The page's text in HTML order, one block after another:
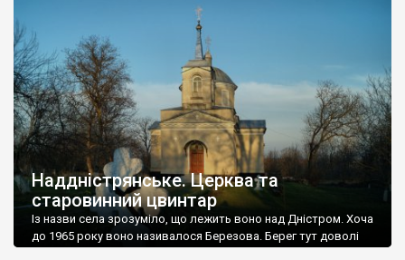
старовинний цвинтар із кам’яними хрестами. Всі епітафії, які
збереглися, написані кирилицею, церковнослов’янською
мовою. За всіма традиційними ознаками – цвинтар
український. Хрести датуються 19 століттям. У 1924-1940
роках Болган […]
Наддністрянське. Церква та
старовинний цвинтар
Із назви села зрозуміло, що лежить воно над Дністром. Хоча
до 1965 року воно називалося Березова. Берег тут доволі